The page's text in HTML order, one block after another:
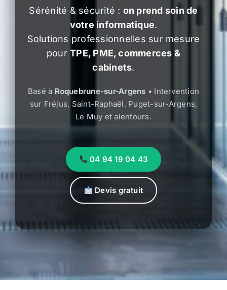
Sérénité & sécurité : on prend soin de
votre informatique.
Solutions professionnelles sur mesure
pourTPE, PME, commerces &
cabinets.
Basé à Roquebrune-sur-Argens • Intervention
sur Fréjus, Saint-Raphaël, Puget-sur-Argens,
Le Muy et alentours.
04 94 19 04 43
Devis gratuit